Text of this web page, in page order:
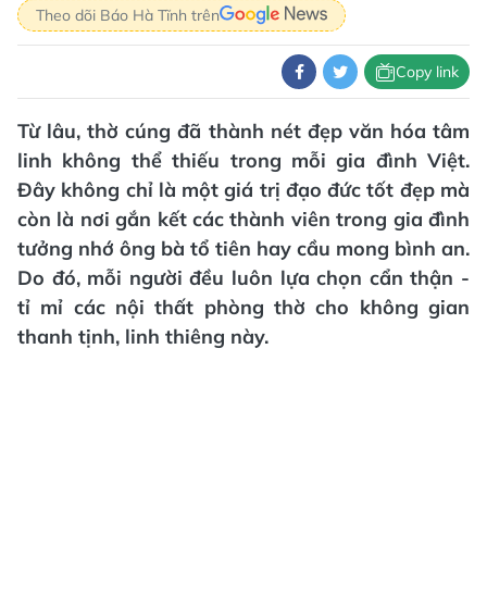
Theo dõi Báo Hà Tĩnh trên
Copy link
Từ lâu, thờ cúng đã thành nét đẹp văn hóa tâm
linh không thể thiếu trong mỗi gia đình Việt.
Đây không chỉ là một giá trị đạo đức tốt đẹp mà
còn là nơi gắn kết các thành viên trong gia đình
tưởng nhớ ông bà tổ tiên hay cầu mong bình an.
Do đó, mỗi người đều luôn lựa chọn cẩn thận -
tỉ mỉ các nội thất phòng thờ cho không gian
thanh tịnh, linh thiêng này.